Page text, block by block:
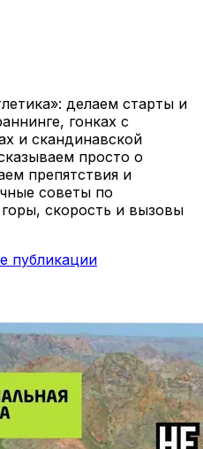
делаем старты и
гонках с
и скандинавской
просто о
препятствия и
советы по
скорость и вызовы
публикации